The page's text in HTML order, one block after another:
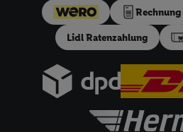
Rechnung
Lidl Ratenzahlung
Lidl Plus-Konto erstellen bzw. sich in
Plus-Konto einloggen, kann
angegebene E-Mail-Adresse von
verwendet werden, um daraus eine
zu erstellen (die sogenannte EUID),
die sogleich beschriebene Utiq-
um Sie in von Dritten betriebenen